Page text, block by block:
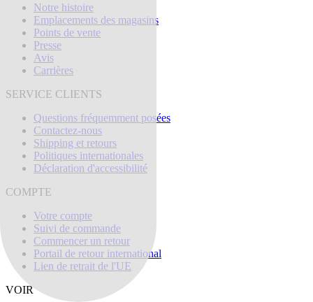
Notre histoire
Emplacements des magasins
Points de vente
Presse
Avis
Carrières
SERVICE CLIENTS
Questions fréquemment posées
Contactez-nous
Shipping et retours
Politiques internationales
Déclaration d'accessibilité
COMPTE
Votre compte
Suivi de commande
Commencer un retour
Portail de retour international
Lien de retrait de l'UE
VOIR